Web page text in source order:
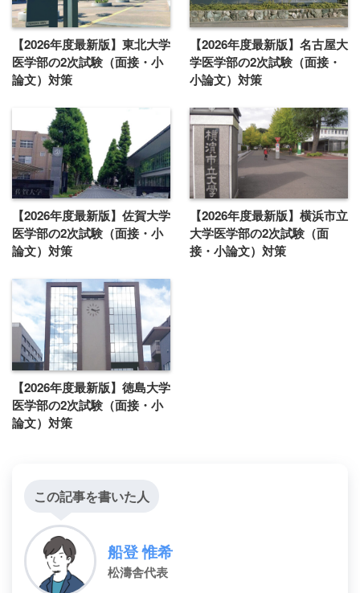
【2026年度最新版】東北大学
医学部の2次試験（面接・小
論文）対策
【2026年度最新版】名古屋大
学医学部の2次試験（面接・
小論文）対策
【2026年度最新版】佐賀大学
医学部の2次試験（面接・小
論文）対策
【2026年度最新版】横浜市立
大学医学部の2次試験（面
接・小論文）対策
【2026年度最新版】徳島大学
医学部の2次試験（面接・小
論文）対策
この記事を書いた人
船登 惟希
松濤舎代表